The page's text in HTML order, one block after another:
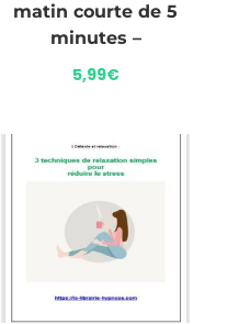
matin courte de 5
minutes –
5,99€